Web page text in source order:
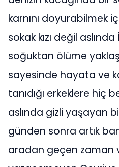
karnını doyurabilmek
sokak kızı değil
soğuktan ölüme
sayesinde hayata ve
tanıdığı erkeklere hiç
aslında gizli yaşayan
günden sonra artık
aradan geçen zaman